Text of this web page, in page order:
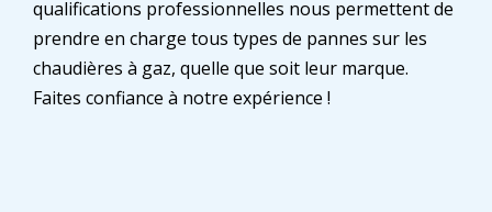
qualifications professionnelles nous permettent de
prendre en charge tous types de pannes sur les
chaudières à gaz, quelle que soit leur marque.
Faites confiance à notre expérience !